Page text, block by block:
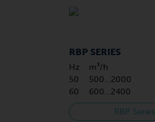
RBP SERIES
Hz m³/h
50 500…2000
60
600…2400
RBP Series